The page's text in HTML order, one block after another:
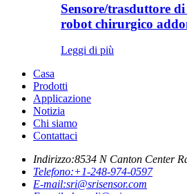
Sensore/trasduttore
robot chirurgico
Leggi di più
Casa
Prodotti
Applicazione
Notizia
Chi siamo
Contattaci
Indirizzo:8534 N Canton Center
Telefono:+1-248-974-0597
E-mail:sri@srisensor.com